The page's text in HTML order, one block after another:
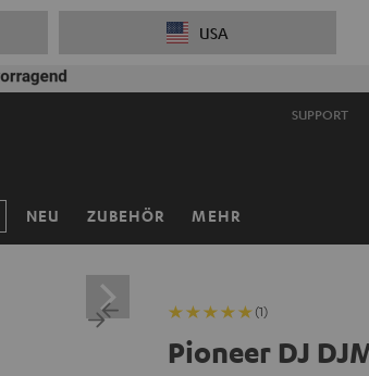
USA
SUPPORT
NEU ZUBEHÖR MEHR
(1)
Pioneer DJ